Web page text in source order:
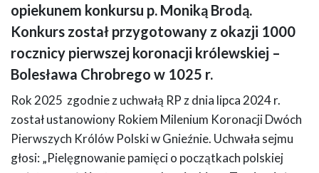
opiekunem konkursu p. Moniką Brodą.
Konkurs został przygotowany z okazji 1000
rocznicy pierwszej koronacji królewskiej –
Bolesława Chrobrego w 1025 r.
Rok 2025 zgodnie z uchwałą RP z dnia lipca 2024 r.
został ustanowiony Rokiem Milenium Koronacji Dwóch
Pierwszych Królów Polski w Gnieźnie. Uchwała sejmu
głosi: „Pielęgnowanie pamięci o początkach polskiej